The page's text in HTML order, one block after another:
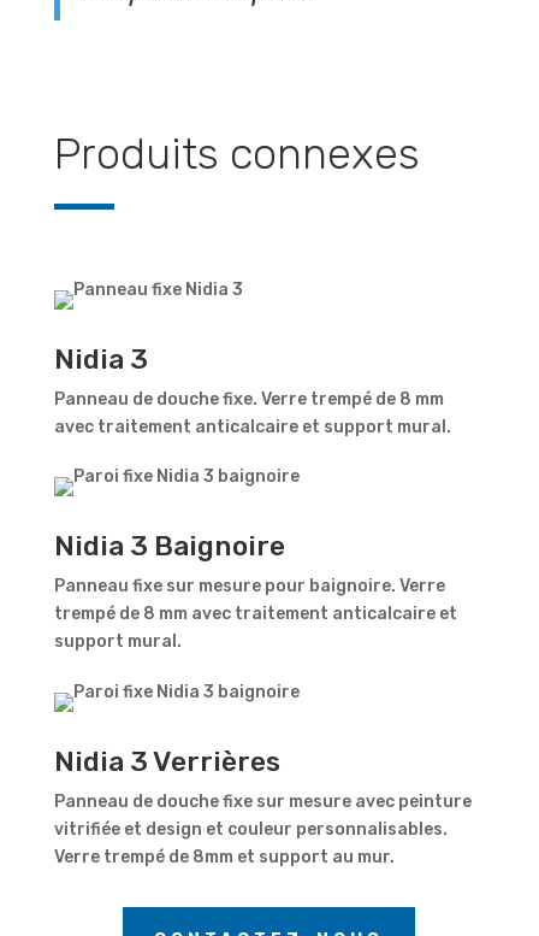
Produits connexes
Nidia 3
Panneau de douche fixe. Verre trempé de 8 mm
avec traitement anticalcaire et support mural.
Nidia 3 Baignoire
Panneau fixe sur mesure pour baignoire. Verre
trempé de 8 mm avec traitement anticalcaire et
support mural.
Nidia 3 Verrières
Panneau de douche fixe sur mesure avec peinture
vitrifiée et design et couleur personnalisables.
Verre trempé de 8mm et support au mur.